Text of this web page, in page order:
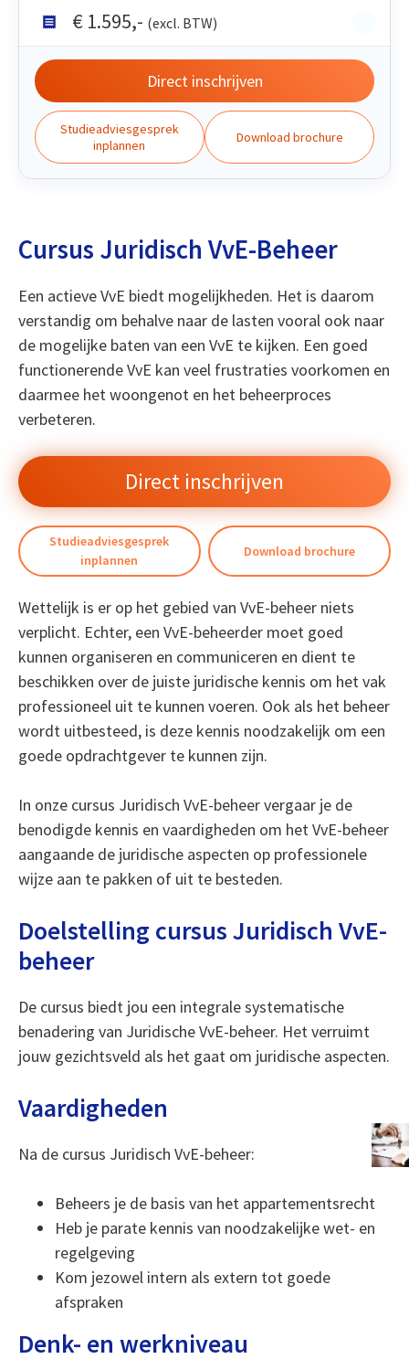
Cursus Juridisch VvE-Beheer
Een actieve VvE biedt mogelijkheden. Het is daarom
verstandig om behalve naar de lasten vooral ook naar
de mogelijke baten van een VvE te kijken. Een goed
functionerende VvE kan veel frustraties voorkomen en
daarmee het woongenot en het beheerproces
verbeteren.
Download brochure
Studieadviesgesprek
inplannen
Direct inschrijven
Wettelijk is er op het gebied van VvE-beheer niets
verplicht. Echter, een VvE-beheerder moet goed
kunnen organiseren en communiceren en dient te
beschikken over de juiste juridische kennis om het vak
professioneel uit te kunnen voeren. Ook als het beheer
wordt uitbesteed, is deze kennis noodzakelijk om een
goede opdrachtgever te kunnen zijn.
In onze cursus Juridisch VvE-beheer vergaar je de
benodigde kennis en vaardigheden om het VvE-beheer
aangaande de juridische aspecten op professionele
wijze aan te pakken of uit te besteden.
Doelstelling cursus Juridisch VvE-
beheer
De cursus biedt jou een integrale systematische
benadering van Juridische VvE-beheer. Het verruimt
jouw gezichtsveld als het gaat om juridische aspecten.
Vaardigheden
Na de cursus Juridisch VvE-beheer:
Beheers je de basis van het appartementsrecht
Heb je parate kennis van noodzakelijke wet- en
regelgeving
Kom jezowel intern als extern tot goede
afspraken
Denk- en werkniveau
€ 1.595,- (excl. BTW)
Direct inschrijven
Studieadviesgesprek
inplannen
Download brochure